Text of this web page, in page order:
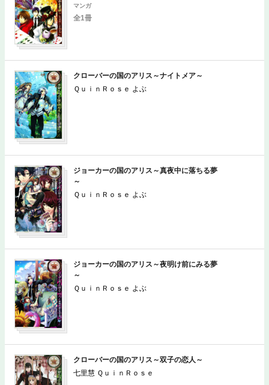
マンガ
全1冊
クローバーの国のアリス～ナイトメア～
ＱｕｉｎＲｏｓｅ よぶ
ジョーカーの国のアリス～真夜中に落ちる夢
～
ＱｕｉｎＲｏｓｅ よぶ
ジョーカーの国のアリス～夜明け前にみる夢
～
ＱｕｉｎＲｏｓｅ よぶ
クローバーの国のアリス～双子の恋人～
七里慧 ＱｕｉｎＲｏｓｅ